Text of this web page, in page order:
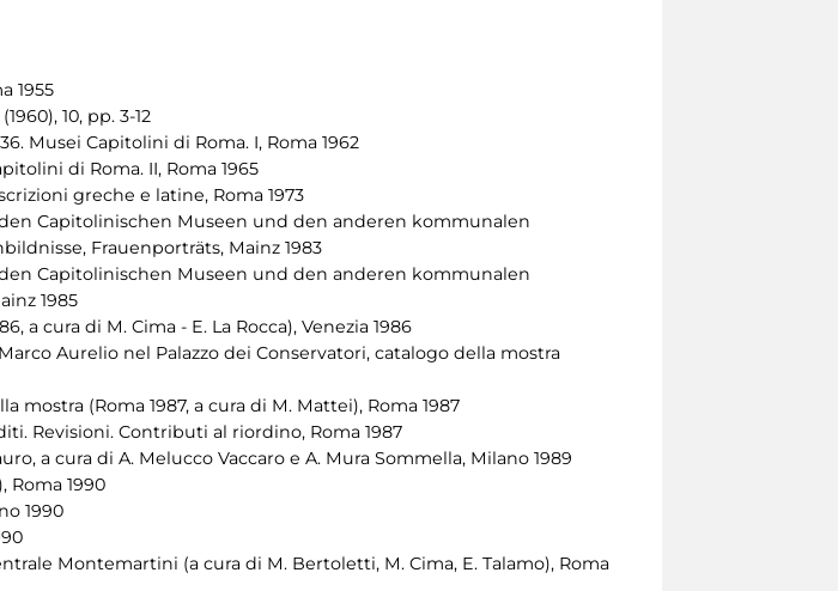
1955
10, pp. 3-12
Musei Capitolini di Roma. I, Roma 1962
di Roma. II, Roma 1965
greche e latine, Roma 1973
den Capitolinischen Museen und den anderen kommunalen
Frauenporträts, Mainz 1983
den Capitolinischen Museen und den anderen kommunalen
1985
a cura di M. Cima - E. La Rocca), Venezia 1986
Aurelio nel Palazzo dei Conservatori, catalogo della mostra
(Roma 1987, a cura di M. Mattei), Roma 1987
Revisioni. Contributi al riordino, Roma 1987
a cura di A. Melucco Vaccaro e A. Mura Sommella, Milano 1989
Roma 1990
1990
Montemartini (a cura di M. Bertoletti, M. Cima, E. Talamo), Roma